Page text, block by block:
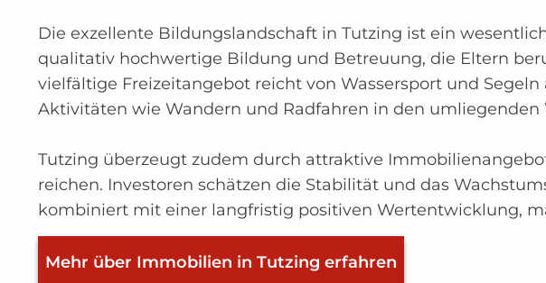
Die exzellente Bildungslandschaft in Tutzing ist ein
qualitativ hochwertige Bildung und Betreuung, die Eltern
vielfältige Freizeitangebot reicht von Wassersport und
Aktivitäten wie Wandern und Radfahren in den umliegenden
Tutzing überzeugt zudem durch attraktive
reichen. Investoren schätzen die Stabilität und das
kombiniert mit einer langfristig positiven Wertentwicklung,
Mehr über Immobilien in Tutzing erfahren